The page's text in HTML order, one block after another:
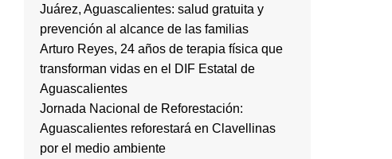
Juárez, Aguascalientes: salud gratuita y
prevención al alcance de las familias
Arturo Reyes, 24 años de terapia física que
transforman vidas en el DIF Estatal de
Aguascalientes
Jornada Nacional de Reforestación:
Aguascalientes reforestará en Clavellinas
por el medio ambiente